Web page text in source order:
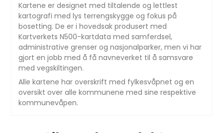
Kartene er designet med tiltalende og lettlest
kartografi med lys terrengskygge og fokus på
bosetting. De er i hovedsak produsert med
Kartverkets N500-kartdata med samferdsel,
administrative grenser og nasjonalparker, men vi har
gjort en jobb med å få navneverket til å samsvare
med vegskiltingen.
Alle kartene har overskrift med fylkesvåpnet og en
oversikt over alle kommunene med sine respektive
kommunevåpen.